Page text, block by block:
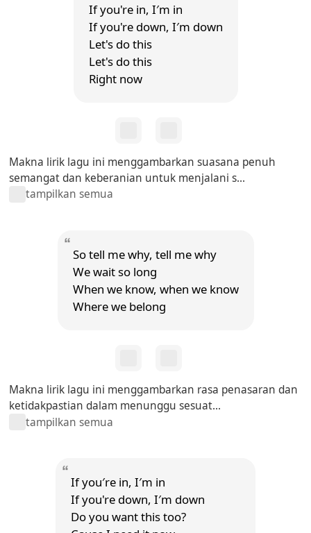
If you're in, I′m in
If you're down, I′m down
Let's do this
Let's do this
Right now
Makna lirik lagu ini menggambarkan suasana penuh
semangat dan keberanian untuk menjalani s...
tampilkan semua
So tell me why, tell me why
We wait so long
When we know, when we know
Where we belong
Makna lirik lagu ini menggambarkan rasa penasaran dan
ketidakpastian dalam menunggu sesuat...
tampilkan semua
If you′re in, I′m in
If you're down, I′m down
Do you want this too?